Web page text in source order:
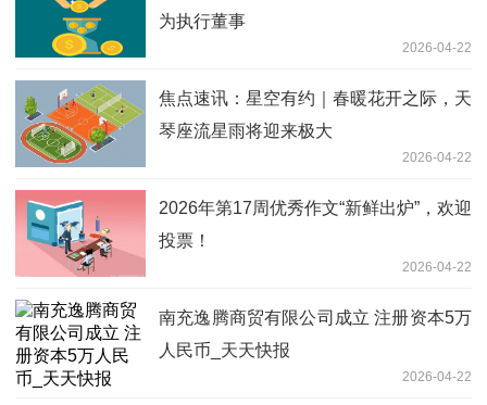
为执行董事
2026-04-22
焦点速讯：星空有约｜春暖花开之际，天
琴座流星雨将迎来极大
2026-04-22
2026年第17周优秀作文“新鲜出炉”，欢迎
投票！
2026-04-22
南充逸腾商贸有限公司成立 注册资本5万
人民币_天天快报
2026-04-22